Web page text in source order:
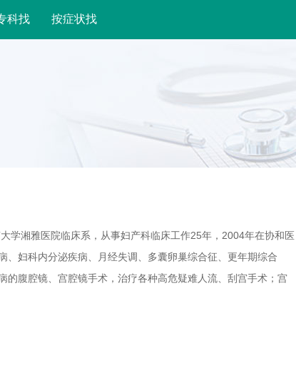
科找 按症状找
学湘雅医院临床系，从事妇产科临床工作25年，2004年在协和医
妇科内分泌疾病、月经失调、多囊卵巢综合征、更年期综合
腹腔镜、宫腔镜手术，治疗各种高危疑难人流、刮宫手术；宫